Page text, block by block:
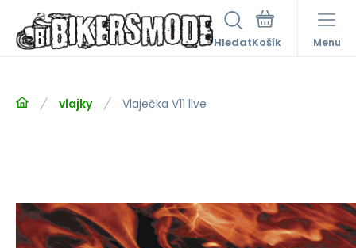
Hledat Menu
vlajky Vlaječka V11 live